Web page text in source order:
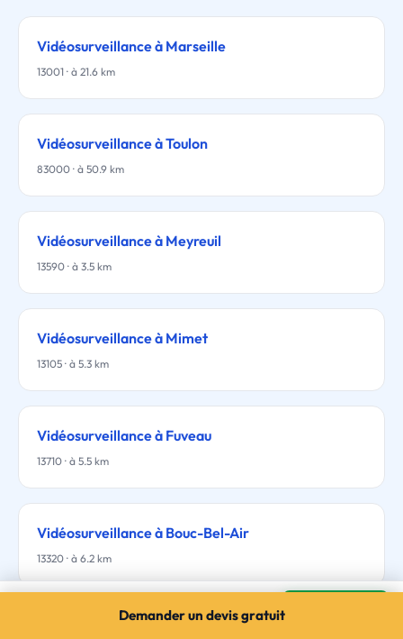
Vidéosurveillance à Marseille
13001 · à 21.6 km
Vidéosurveillance à Toulon
83000 · à 50.9 km
Vidéosurveillance à Meyreuil
13590 · à 3.5 km
Vidéosurveillance à Mimet
13105 · à 5.3 km
Vidéosurveillance à Fuveau
13710 · à 5.5 km
Vidéosurveillance à Bouc-Bel-Air
13320 · à 6.2 km
3 devis gratuits · sans engagementDemander un devis gratuit